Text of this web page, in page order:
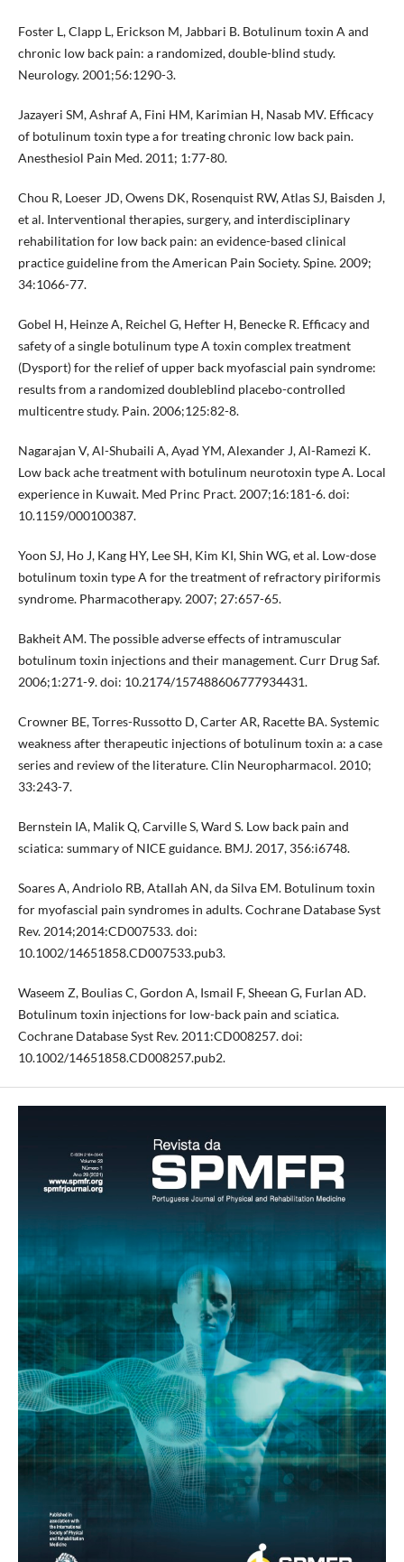
Foster L, Clapp L, Erickson M, Jabbari B. Botulinum toxin A and
chronic low back pain: a randomized, double-blind study.
Neurology. 2001;56:1290-3.
Jazayeri SM, Ashraf A, Fini HM, Karimian H, Nasab MV. Efficacy
of botulinum toxin type a for treating chronic low back pain.
Anesthesiol Pain Med. 2011; 1:77-80.
Chou R, Loeser JD, Owens DK, Rosenquist RW, Atlas SJ, Baisden J,
et al. Interventional therapies, surgery, and interdisciplinary
rehabilitation for low back pain: an evidence-based clinical
practice guideline from the American Pain Society. Spine. 2009;
34:1066-77.
Gobel H, Heinze A, Reichel G, Hefter H, Benecke R. Efficacy and
safety of a single botulinum type A toxin complex treatment
(Dysport) for the relief of upper back myofascial pain syndrome:
results from a randomized doubleblind placebo-controlled
multicentre study. Pain. 2006;125:82-8.
Nagarajan V, Al-Shubaili A, Ayad YM, Alexander J, Al-Ramezi K.
Low back ache treatment with botulinum neurotoxin type A. Local
experience in Kuwait. Med Princ Pract. 2007;16:181-6. doi:
10.1159/000100387.
Yoon SJ, Ho J, Kang HY, Lee SH, Kim KI, Shin WG, et al. Low-dose
botulinum toxin type A for the treatment of refractory piriformis
syndrome. Pharmacotherapy. 2007; 27:657-65.
Bakheit AM. The possible adverse effects of intramuscular
botulinum toxin injections and their management. Curr Drug Saf.
2006;1:271-9. doi: 10.2174/157488606777934431.
Crowner BE, Torres-Russotto D, Carter AR, Racette BA. Systemic
weakness after therapeutic injections of botulinum toxin a: a case
series and review of the literature. Clin Neuropharmacol. 2010;
33:243-7.
Bernstein IA, Malik Q, Carville S, Ward S. Low back pain and
sciatica: summary of NICE guidance. BMJ. 2017, 356:i6748.
Soares A, Andriolo RB, Atallah AN, da Silva EM. Botulinum toxin
for myofascial pain syndromes in adults. Cochrane Database Syst
Rev. 2014;2014:CD007533. doi:
10.1002/14651858.CD007533.pub3.
Waseem Z, Boulias C, Gordon A, Ismail F, Sheean G, Furlan AD.
Botulinum toxin injections for low-back pain and sciatica.
Cochrane Database Syst Rev. 2011:CD008257. doi:
10.1002/14651858.CD008257.pub2.